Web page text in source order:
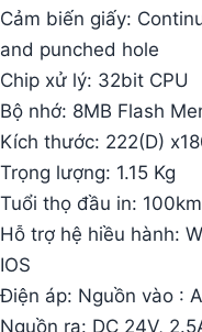
Cảm biến giấy:
and punched hole
Chip xử lý: 32bit CPU
Bộ nhớ: 8MB Flash
Kích thước: 222(D)
Trọng lượng: 1.15 Kg
Tuổi thọ đầu in: 100km
Hỗ trợ hệ hiều hành:
IOS
Điện áp: Nguồn vào :
Nguồn ra: DC 24V,